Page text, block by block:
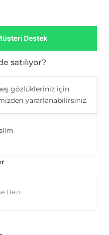
Destek
satılıyor?
gözlükleriniz için
yararlanabilirsiniz.
Bezi